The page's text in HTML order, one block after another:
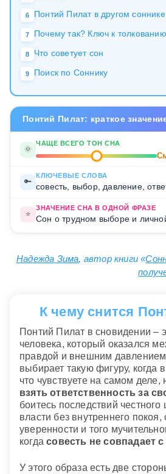
6 Понтий Пилат в другом соннике
7 Почему так? Ключ к
8 Что советует сон
9 Поиск по Соннику
Понтий Пилат: краткое
🌞
ЧАЩЕ ВСЕГО ТОН СНА
🔑
КЛЮЧЕВЫЕ СЛОВА
совесть, выбор, давление,
⭐
ЗНАЧЕНИЕ СНА В ОДНОЙ ФРАЗЕ
Сон о трудном выборе и
Надежда Зима, автор книги «
К чему снится
Понтий Пилат в сновидении –
человека, который оказался
правдой и внешним
выбирает такую фигуру, когда
что чувствуете на самом деле,
взять ответственность за
боитесь последствий
власти без внутреннего покоя,
уверенности и того
когдасовесть не совпадает
У этого образа есть две